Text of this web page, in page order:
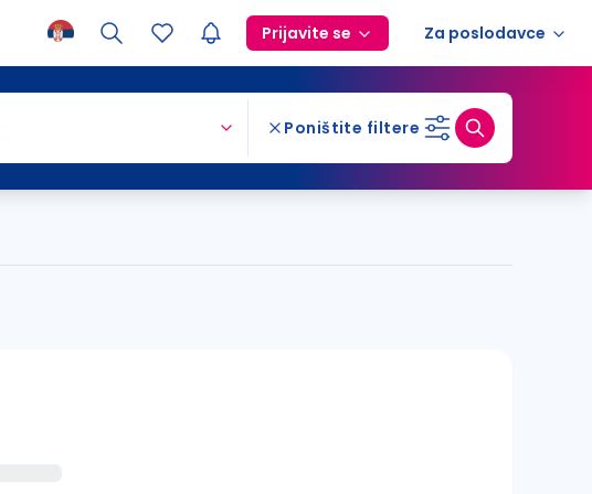
Prijavite se Za poslodavce
Poništite filtere